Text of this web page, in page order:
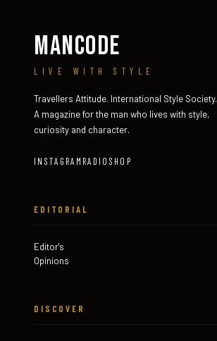
MANCODE
LIVE WITH STYLE
Travellers Attitude. International Style Society.
A magazine for the man who lives with style,
curiosity and character.
INSTAGRAM RADIO SHOP
EDITORIAL
Editor's
Opinions
DISCOVER